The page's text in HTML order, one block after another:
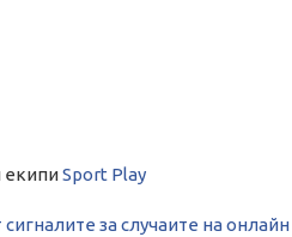
екипиSport Play
за случаите на